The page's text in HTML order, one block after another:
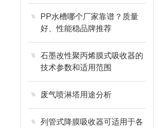
PP水槽哪个厂家靠谱？质量
好、性能稳品牌推荐
石墨改性聚丙烯膜式吸收器的
技术参数和适用范围
废气喷淋塔用途分析
列管式降膜吸收器可适用于各